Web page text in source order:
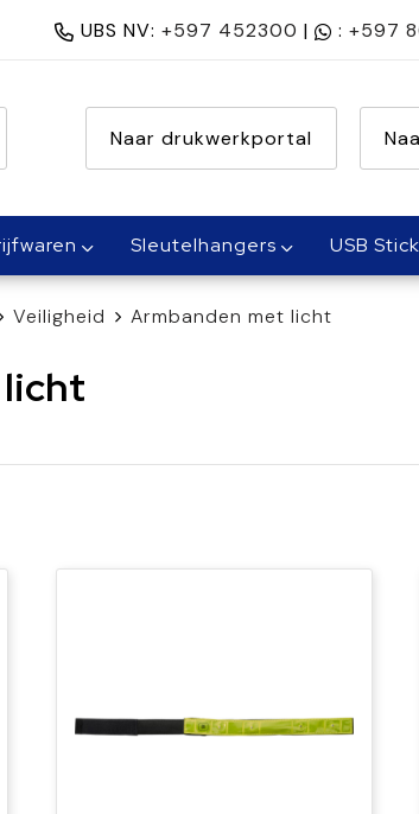
UBS NV: +597 452300 | : +597
Naar drukwerkportal
Sleutelhangers USB
Veiligheid Armbanden met licht